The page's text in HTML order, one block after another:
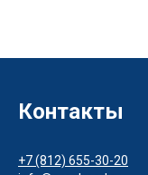
Контакты
+7 (812) 655-30-20